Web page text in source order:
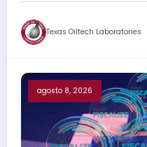
Texas Oiltech Laboratories
agosto 8, 2026